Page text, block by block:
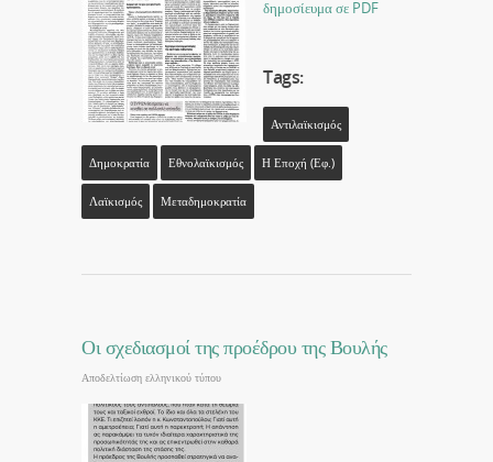
δημοσίευμα σε PDF
Tags:
Αντιλαϊκισμός
Δημοκρατία Εθνολαϊκισμός Η Εποχή (εφ.)
Λαϊκισμός Μεταδημοκρατία
Οι σχεδιασμοί της προέδρου της Βουλής
Αποδελτίωση ελληνικού τύπου